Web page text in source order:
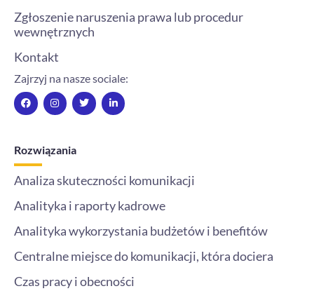
Zgłoszenie naruszenia prawa lub procedur
wewnętrznych
Kontakt
Zajrzyj na nasze sociale:
F
a
c
o
k
I
n
s
r
T
w
i
L
i
n
-
i
Rozwiązania
Analiza skuteczności komunikacji
Analityka i raporty kadrowe
Analityka wykorzystania budżetów i benefitów
Centralne miejsce do komunikacji, która dociera
Czas pracy i obecności